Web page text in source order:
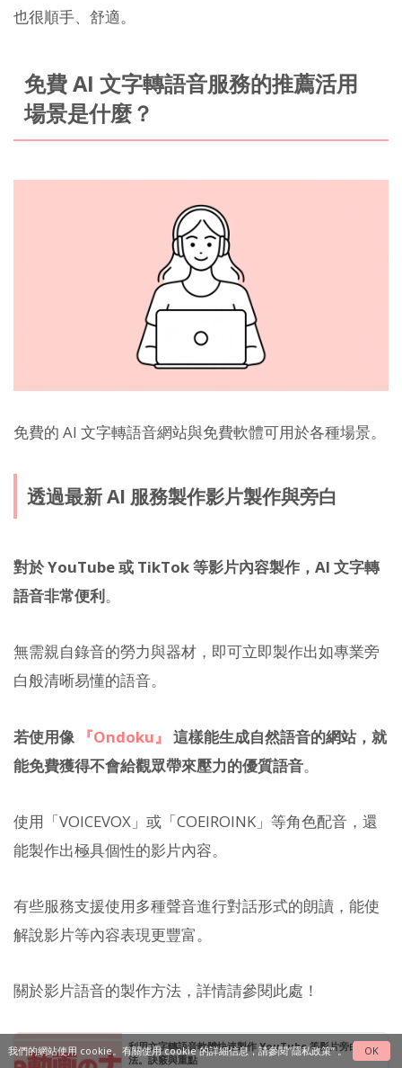
也很順手、舒適。
免費 AI 文字轉語音服務的推薦活用
場景是什麼？
免費的 AI 文字轉語音網站與免費軟體可用於各種場景。
透過最新 AI 服務製作影片製作與旁白
對於 YouTube 或 TikTok 等影片內容製作，AI 文字轉
語音非常便利。
無需親自錄音的勞力與器材，即可立即製作出如專業旁
白般清晰易懂的語音。
若使用像 『Ondoku』 這樣能生成自然語音的網站，就
能免費獲得不會給觀眾帶來壓力的優質語音。
使用「VOICEVOX」或「COEIROINK」等角色配音，還
能製作出極具個性的影片內容。
有些服務支援使用多種聲音進行對話形式的朗讀，能使
解說影片等內容表現更豐富。
關於影片語音的製作方法，詳情請參閱此處！
利用文字轉語音軟體快速製作 YouTube 等影片旁白的方
法。訣竅與重點
我們的網站使用 cookie。有關使用 cookie 的詳細信息，請參閱“隱私政策”。 OK